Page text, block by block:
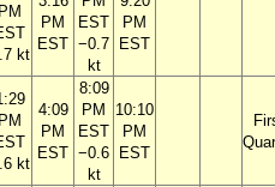
PM
kt
PM
EST
EST
−0.7
kt
PM
EST
PM
kt
4:09
PM
EST
8:09
PM
EST
−0.6
kt
10:10
PM
EST